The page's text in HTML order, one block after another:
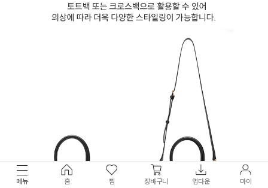
메뉴 홈 찜 장바구니 앱다운 마이